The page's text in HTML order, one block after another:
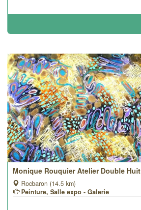
Monique Rouquier Atelier Double Huit
Rocbaron (14.5 km)
Peinture, Salle expo - Galerie